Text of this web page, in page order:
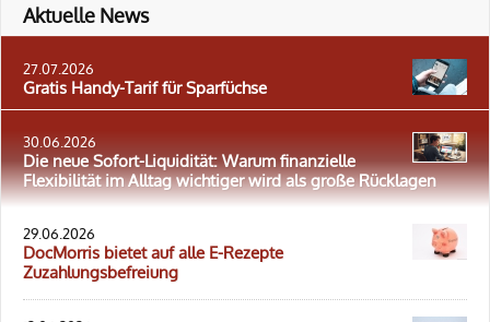
Aktuelle News
27.07.2026
Gratis Handy-Tarif für Sparfüchse
30.06.2026
Die neue Sofort-Liquidität: Warum finanzielle
Flexibilität im Alltag wichtiger wird als große Rücklagen
29.06.2026
DocMorris bietet auf alle E-Rezepte
Zuzahlungsbefreiung